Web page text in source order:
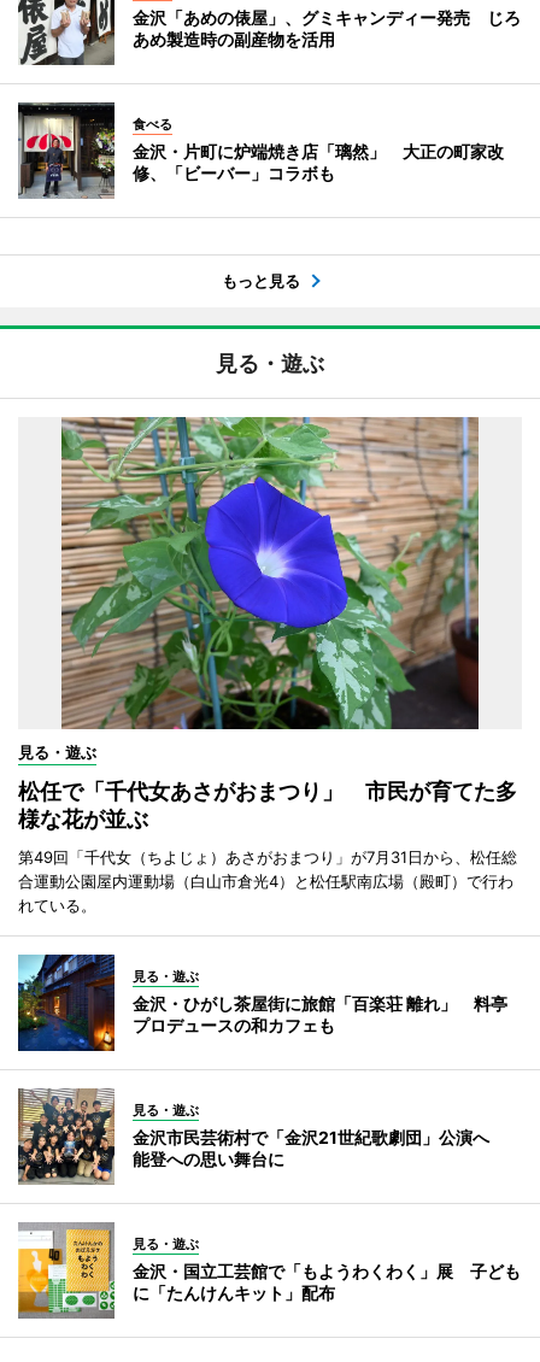
金沢「あめの俵屋」、グミキャンディー発売 じろ
あめ製造時の副産物を活用
食べる
金沢・片町に炉端焼き店「璃然」 大正の町家改
修、「ビーバー」コラボも
もっと見る
見る・遊ぶ
見る・遊ぶ
松任で「千代女あさがおまつり」 市民が育てた多
様な花が並ぶ
第49回「千代女（ちよじょ）あさがおまつり」が7月31日から、松任総
合運動公園屋内運動場（白山市倉光4）と松任駅南広場（殿町）で行わ
れている。
見る・遊ぶ
金沢・ひがし茶屋街に旅館「百楽荘 離れ」 料亭
プロデュースの和カフェも
見る・遊ぶ
金沢市民芸術村で「金沢21世紀歌劇団」公演へ
能登への思い舞台に
見る・遊ぶ
金沢・国立工芸館で「もようわくわく」展 子ども
に「たんけんキット」配布